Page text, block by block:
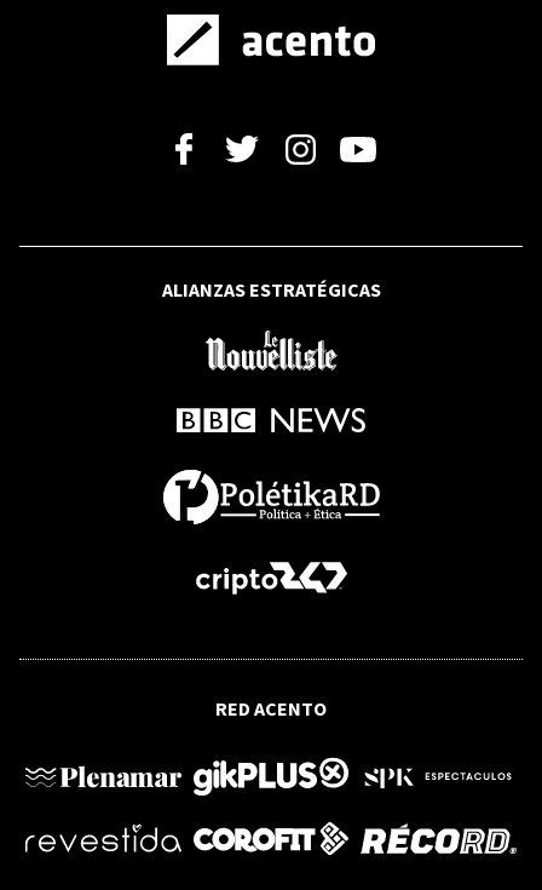
Tres causales: oportunidad histórica
del TC para garantizar derechos
¿Puede sobrevivir el Derecho
Internacional a la multipolaridad?
500 años de la Universidad de Santo
OPINIÓN
ALIANZAS ESTRATÉGICAS
RED ACENTO